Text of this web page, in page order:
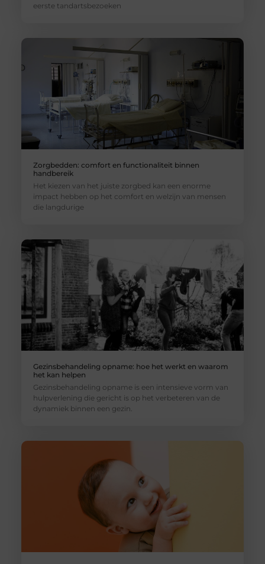
eerste tandartsbezoeken
Zorgbedden: comfort en functionaliteit binnen
handbereik
Het kiezen van het juiste zorgbed kan een enorme
impact hebben op het comfort en welzijn van mensen
die langdurige
Gezinsbehandeling opname: hoe het werkt en waarom
het kan helpen
Gezinsbehandeling opname is een intensieve vorm van
hulpverlening die gericht is op het verbeteren van de
dynamiek binnen een gezin.